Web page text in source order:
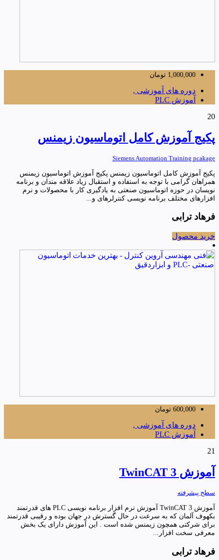
1,000,000 تومان
دوره های آموزشی ,
آموزش PLC
20
پکیج آموزش کامل اتوماسیون زیمنس
Siemens Automation Training pcakage
پکیج آموزش کامل اتوماسیون زیمنس پکیج آموزش اتوماسیون زیمنس
همراهان گرامی با توجه به استفاده و استقبال زیاد علاقه مندان و برنامه
نویسان در حوزه اتوماسیون صنعتی به یادگیری کار با محصولات و نرم
افزارهای مختلف برنامه نویسی کنترلرهای و...
فرهاد ترابی
خرید محصول
600,000 تومان
دوره های آموزشی ,
آموزش PLC
21
آموزش TwinCAT 3
سطح پیشرفته
آموزش TwinCAT 3 آموزش نرم افزار برنامه نویسی PLC های قدرتمند
بکهوف آلمان که به سرعت در حال گسترش در جهان بوده و رقیبی قدرتمند
برای شرکتی همچون زیمنس شده است . این آموزش دارای یک بخش
معرفی سخت افزار...
فرهاد ترابی